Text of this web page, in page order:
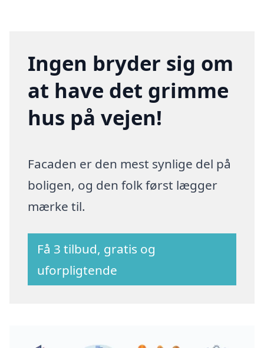
Ingen bryder sig om
at have det grimme
hus på vejen!
Facaden er den mest synlige del på
boligen, og den folk først lægger
mærke til.
Få 3 tilbud, gratis og
uforpligtende